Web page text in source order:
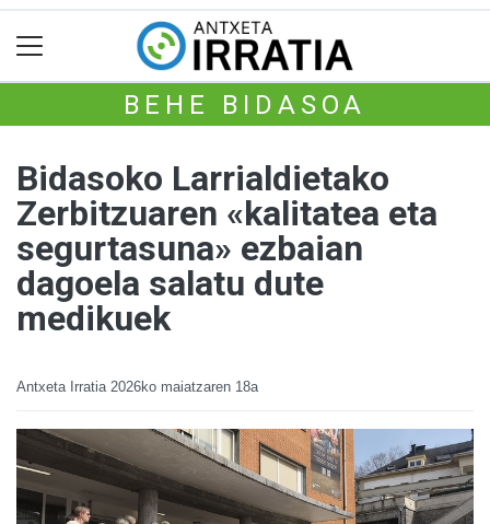
BEHE BIDASOA
Bidasoko Larrialdietako
Zerbitzuaren «kalitatea eta
segurtasuna» ezbaian
dagoela salatu dute
medikuek
Antxeta Irratia 2026ko maiatzaren 18a